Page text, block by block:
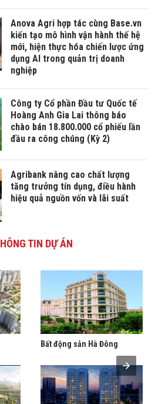
Anova Agri hợp tác cùng Base.vn
kiến tạo mô hình vận hành thế hệ
mới, hiện thực hóa chiến lược ứng
dụng AI trong quản trị doanh
nghiệp
Công ty Cổ phần Đầu tư Quốc tế
Hoàng Anh Gia Lai thông báo
chào bán 18.800.000 cổ phiếu lần
đầu ra công chúng (Kỳ 2)
Agribank nâng cao chất lượng
tăng trưởng tín dụng, điều hành
hiệu quả nguồn vốn và lãi suất
TIN DỰ ÁN
Bất động sản Hà Đông